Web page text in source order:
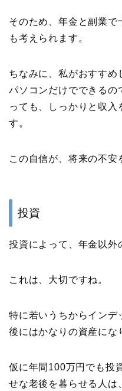
そのため、年金と副業で
も考えられます。
ちなみに、私がおすすめ
パソコンだけでできるの
っても、しっかりと収入
す。
この自信が、将来の不安
投資
投資によって、年金以外
これは、大切ですね。
特に若いうちからインデ
後にはかなりの資産にな
仮に年間100万円でも投
せな老後を暮らせる人は